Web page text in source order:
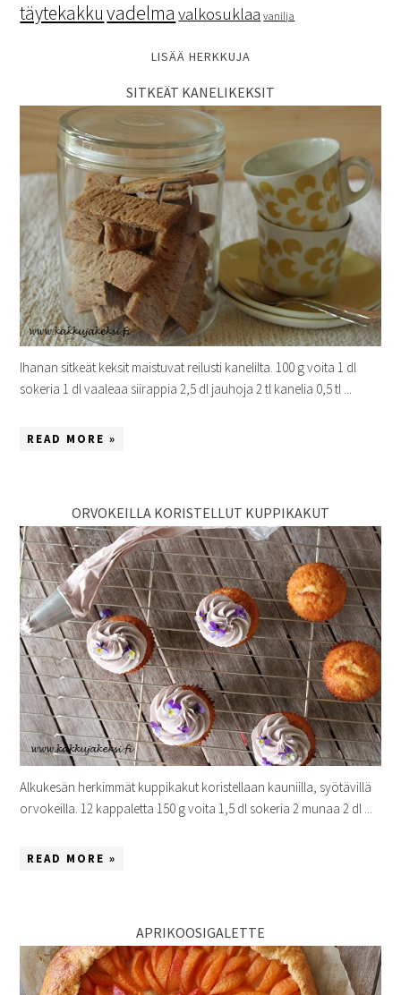
täytekakkuvadelma valkosuklaa vanilja
LISÄÄ HERKKUJA
SITKEÄT KANELIKEKSIT
Ihanan sitkeät keksit maistuvat reilusti kanelilta. 100 g voita 1 dl
sokeria 1 dl vaaleaa siirappia 2,5 dl jauhoja 2 tl kanelia 0,5 tl ...
READ MORE »
ORVOKEILLA KORISTELLUT KUPPIKAKUT
Alkukesän herkimmät kuppikakut koristellaan kauniilla, syötävillä
orvokeilla. 12 kappaletta 150 g voita 1,5 dl sokeria 2 munaa 2 dl ...
READ MORE »
APRIKOOSIGALETTE